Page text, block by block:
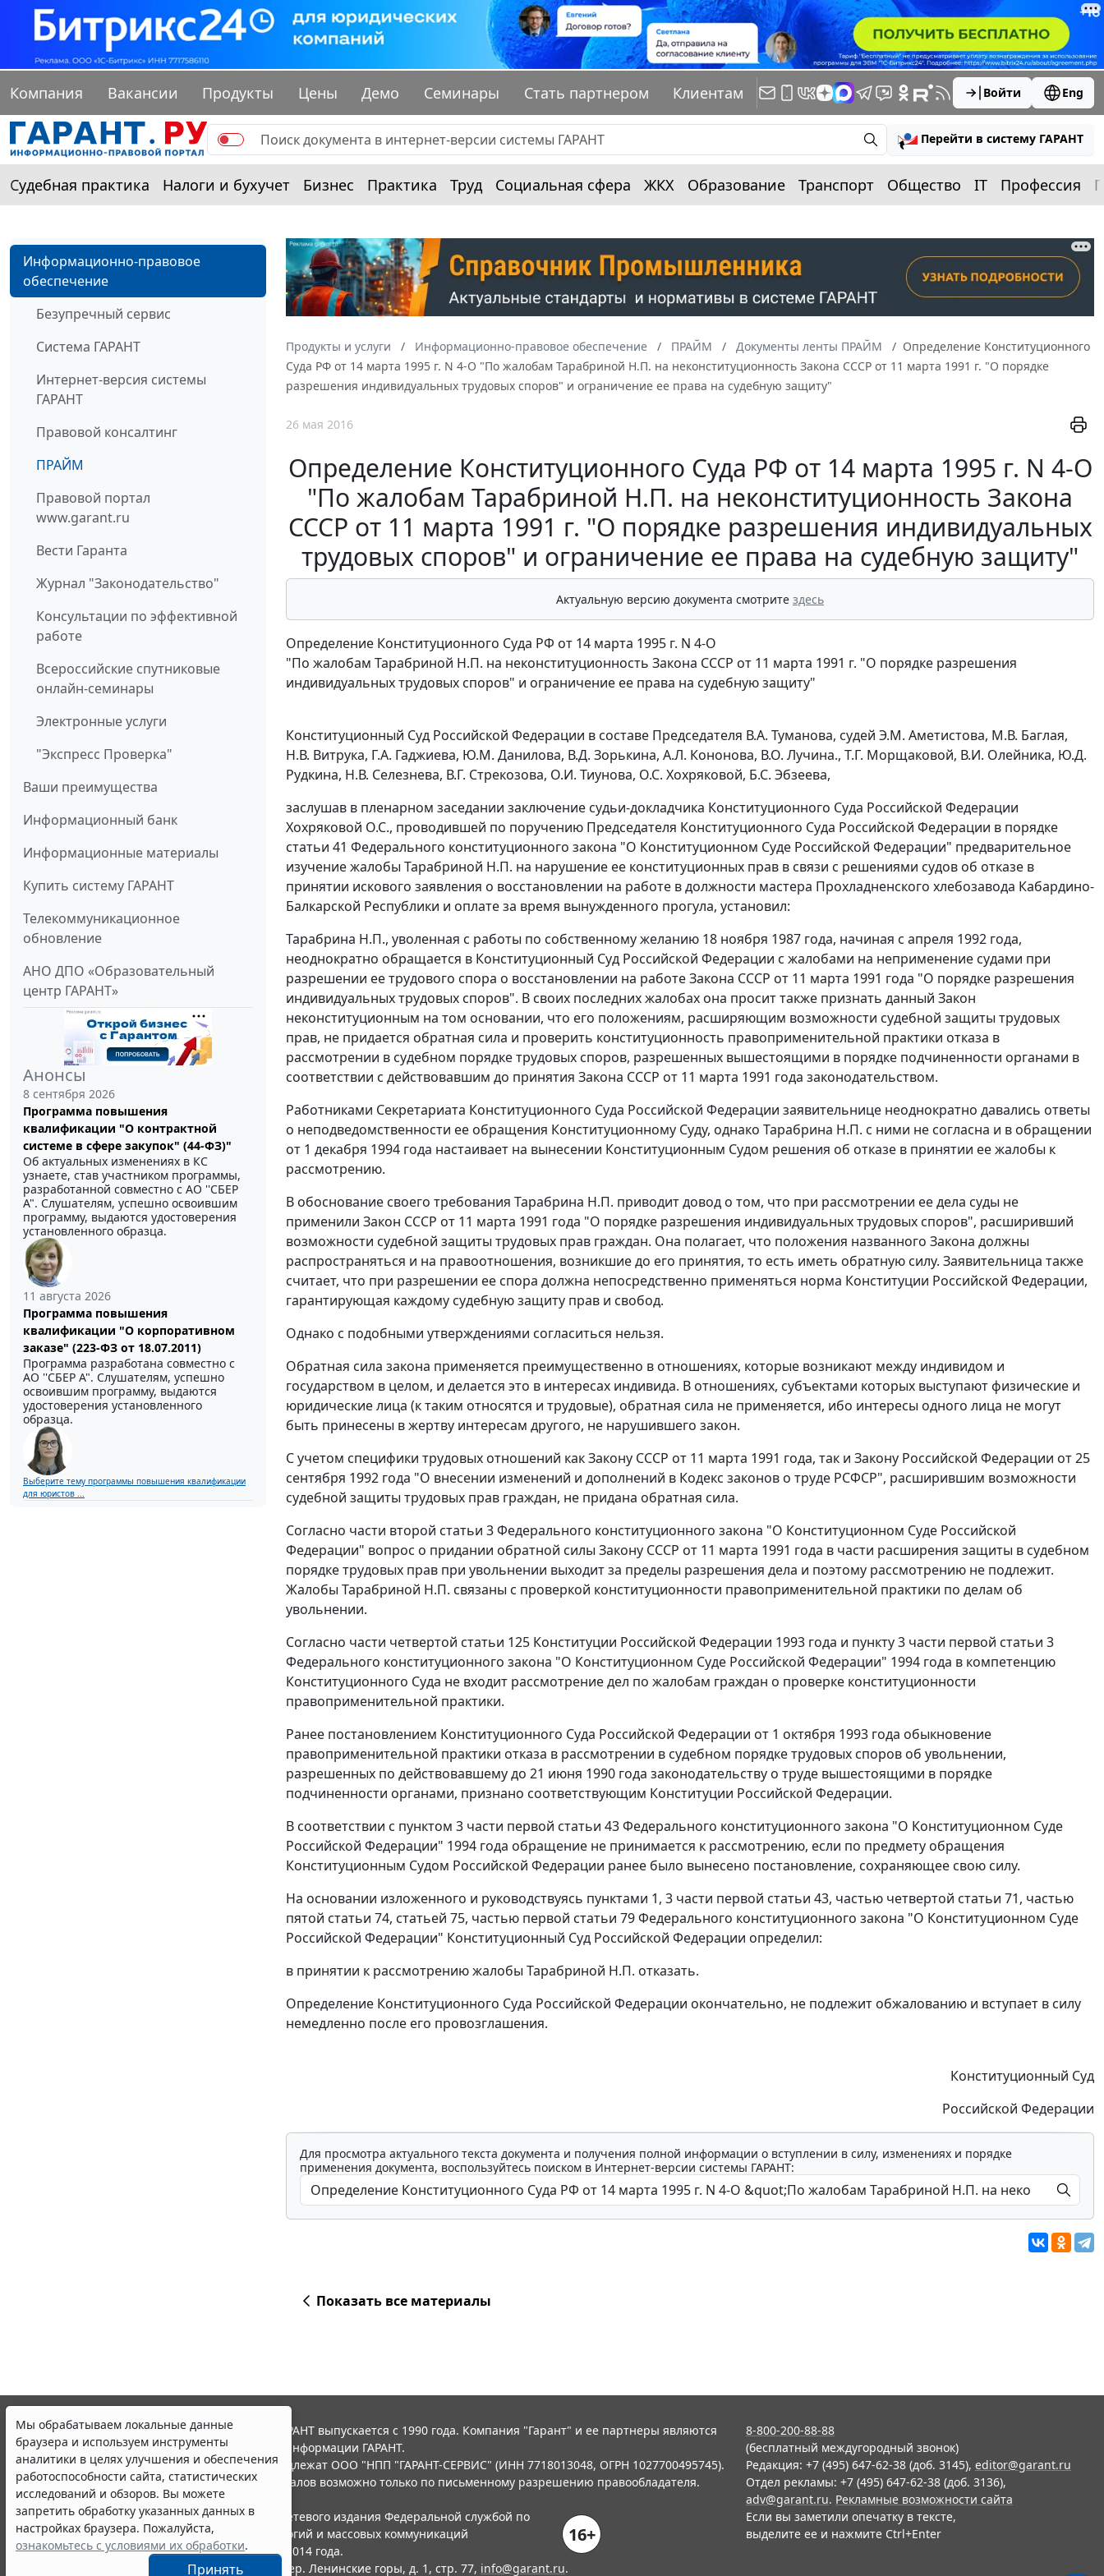
Компания Вакансии Продукты Цены Демо Семинары Стать партнером Клиентам Войти Eng
Перейти в систему ГАРАНТ
Судебная практика Налоги и бухучет Бизнес Практика Труд Социальная сфера ЖКХ Образование Транспорт Общество IT Профессия
Информационно-правовое
обеспечение
Безупречный сервис
Система ГАРАНТ
Интернет-версия системы
ГАРАНТ
Правовой консалтинг
ПРАЙМ
Правовой портал
www.garant.ru
Вести Гаранта
Журнал "Законодательство"
Консультации по эффективной
работе
Всероссийские спутниковые
онлайн-семинары
Электронные услуги
"Экспресс Проверка"
Ваши преимущества
Информационный банк
Информационные материалы
Купить систему ГАРАНТ
Телекоммуникационное
обновление
АНО ДПО «Образовательный
центр ГАРАНТ»
Анонсы
8 сентября 2026
Программа повышения
квалификации "О контрактной
системе в сфере закупок" (44-ФЗ)"
Об актуальных изменениях в КС
узнаете, став участником программы,
разработанной совместно с АО ''СБЕР
А". Слушателям, успешно освоившим
программу, выдаются удостоверения
установленного образца.
11 августа 2026
Программа повышения
квалификации "О корпоративном
заказе" (223-ФЗ от 18.07.2011)
Программа разработана совместно с
АО ''СБЕР А". Слушателям, успешно
освоившим программу, выдаются
удостоверения установленного
образца.
Выберите тему программы повышения квалификации
для юристов ...
Продукты и услуги Информационно-правовое обеспечение ПРАЙМ Документы ленты ПРАЙМ
Определение Конституционного
Суда РФ от 14 марта 1995 г. N 4-О "По жалобам Тарабриной Н.П. на неконституционность Закона СССР от 11 марта 1991 г. "О порядке
разрешения индивидуальных трудовых споров" и ограничение ее права на судебную защиту"
26 мая 2016
Определение Конституционного Суда РФ от 14 марта 1995 г. N 4-О
"По жалобам Тарабриной Н.П. на неконституционность Закона
СССР от 11 марта 1991 г. "О порядке разрешения индивидуальных
трудовых споров" и ограничение ее права на судебную защиту"
Актуальную версию документа смотрите здесь
Определение Конституционного Суда РФ от 14 марта 1995 г. N 4-О
"По жалобам Тарабриной Н.П. на неконституционность Закона СССР от 11 марта 1991 г. "О порядке разрешения
индивидуальных трудовых споров" и ограничение ее права на судебную защиту"
Конституционный Суд Российской Федерации в составе Председателя В.А. Туманова, судей Э.М. Аметистова, М.В. Баглая,
Н.В. Витрука, Г.А. Гаджиева, Ю.М. Данилова, В.Д. Зорькина, А.Л. Кононова, В.О. Лучина., Т.Г. Морщаковой, В.И. Олейника, Ю.Д.
Рудкина, Н.В. Селезнева, В.Г. Стрекозова, О.И. Тиунова, О.С. Хохряковой, Б.С. Эбзеева,
заслушав в пленарном заседании заключение судьи-докладчика Конституционного Суда Российской Федерации
Хохряковой О.С., проводившей по поручению Председателя Конституционного Суда Российской Федерации в порядке
статьи 41 Федерального конституционного закона "О Конституционном Суде Российской Федерации" предварительное
изучение жалобы Тарабриной Н.П. на нарушение ее конституционных прав в связи с решениями судов об отказе в
принятии искового заявления о восстановлении на работе в должности мастера Прохладненского хлебозавода Кабардино-
Балкарской Республики и оплате за время вынужденного прогула, установил:
Тарабрина Н.П., уволенная с работы по собственному желанию 18 ноября 1987 года, начиная с апреля 1992 года,
неоднократно обращается в Конституционный Суд Российской Федерации с жалобами на неприменение судами при
разрешении ее трудового спора о восстановлении на работеЗакона СССР от 11 марта 1991 года "О порядке разрешения
индивидуальных трудовых споров". В своих последних жалобах она просит также признать данный Закон
неконституционным на том основании, что его положениям, расширяющим возможности судебной защиты трудовых
прав, не придается обратная сила и проверить конституционность правоприменительной практики отказа в
рассмотрении в судебном порядке трудовых споров, разрешенных вышестоящими в порядке подчиненности органами в
соответствии с действовавшим до принятия Закона СССР от 11 марта 1991 года законодательством.
Работниками Секретариата Конституционного Суда Российской Федерации заявительнице неоднократно давались ответы
о неподведомственности ее обращения Конституционному Суду, однако Тарабрина Н.П. с ними не согласна и в обращении
от 1 декабря 1994 года настаивает на вынесении Конституционным Судом решения об отказе в принятии ее жалобы к
рассмотрению.
В обоснование своего требования Тарабрина Н.П. приводит довод о том, что при рассмотрении ее дела суды не
применили Закон СССР от 11 марта 1991 года "О порядке разрешения индивидуальных трудовых споров", расширивший
возможности судебной защиты трудовых прав граждан. Она полагает, что положения названного Закона должны
распространяться и на правоотношения, возникшие до его принятия, то есть иметь обратную силу. Заявительница также
считает, что при разрешении ее спора должна непосредственно применяться норма Конституции Российской Федерации,
гарантирующая каждому судебную защиту прав и свобод.
Однако с подобными утверждениями согласиться нельзя.
Обратная сила закона применяется преимущественно в отношениях, которые возникают между индивидом и
государством в целом, и делается это в интересах индивида. В отношениях, субъектами которых выступают физические и
юридические лица (к таким относятся и трудовые), обратная сила не применяется, ибо интересы одного лица не могут
быть принесены в жертву интересам другого, не нарушившего закон.
С учетом специфики трудовых отношений какЗакону СССР от 11 марта 1991 года, так и Закону Российской Федерации от 25
сентября 1992 года "О внесении изменений и дополнений в Кодекс законов о труде РСФСР", расширившим возможности
судебной защиты трудовых прав граждан, не придана обратная сила.
Согласно части второй статьи 3Федерального конституционного закона "О Конституционном Суде Российской
Федерации" вопрос о придании обратной силы Закону СССР от 11 марта 1991 года в части расширения защиты в судебном
порядке трудовых прав при увольнении выходит за пределы разрешения дела и поэтому рассмотрению не подлежит.
Жалобы Тарабриной Н.П. связаны с проверкой конституционности правоприменительной практики по делам об
увольнении.
Согласно части четвертой статьи 125 Конституции Российской Федерации 1993 года и пункту 3 части первой статьи 3
Федерального конституционного закона "О Конституционном Суде Российской Федерации" 1994 года в компетенцию
Конституционного Суда не входит рассмотрение дел по жалобам граждан о проверке конституционности
правоприменительной практики.
Ранее постановлением Конституционного Суда Российской Федерации от 1 октября 1993 года обыкновение
правоприменительной практики отказа в рассмотрении в судебном порядке трудовых споров об увольнении,
разрешенных по действовавшему до 21 июня 1990 года законодательству о труде вышестоящими в порядке
подчиненности органами, признано соответствующим Конституции Российской Федерации.
В соответствии с пунктом 3 части первой статьи 43Федерального конституционного закона "О Конституционном Суде
Российской Федерации" 1994 года обращение не принимается к рассмотрению, если по предмету обращения
Конституционным Судом Российской Федерации ранее было вынесено постановление, сохраняющее свою силу.
На основании изложенного и руководствуясь пунктами 1, 3 части первой статьи 43, частью четвертой статьи 71, частью
пятой статьи 74, статьей 75, частью первой статьи 79Федерального конституционного закона "О Конституционном Суде
Российской Федерации" Конституционный Суд Российской Федерации определил:
в принятии к рассмотрению жалобы Тарабриной Н.П. отказать.
Определение Конституционного Суда Российской Федерации окончательно, не подлежит обжалованию и вступает в силу
немедленно после его провозглашения.
Конституционный Суд
Российской Федерации
Для просмотра актуального текста документа и получения полной информации о вступлении в силу, изменениях и порядке
применения документа, воспользуйтесь поиском в Интернет-версии системы ГАРАНТ:
Показать все материалы
Мы обрабатываем локальные данные
браузера и используем инструменты
аналитики в целях улучшения и обеспечения
работоспособности сайта, статистических
исследований и обзоров. Вы можете
запретить обработку указанных данных в
настройках браузера. Пожалуйста,
ознакомьтесь с условиями их обработки.
Принять
© ООО "НПП "ГАРАНТ-СЕРВИС", 2026. Система ГАРАНТ выпускается с 1990 года. Компания "Гарант" и ее партнеры являются
участниками Российской ассоциации правовой информации ГАРАНТ.
Все права на материалы сайта ГАРАНТ.РУ принадлежат ООО "НПП "ГАРАНТ-СЕРВИС" (ИНН 7718013048, ОГРН 1027700495745).
Полное или частичное воспроизведение материалов возможно только по письменному разрешению правообладателя.
Правила использования портала.
Портал ГАРАНТ.РУ зарегистрирован в качестве сетевого издания Федеральной службой по
надзору в сфере связи,информационных технологий и массовых коммуникаций
(Роскомнадзором), Эл № ФС77-58365 от 18 июня 2014 года.
16+
ООО "НПП "ГАРАНТ-СЕРВИС", 119234, г. Москва, тер. Ленинские горы, д. 1, стр. 77, info@garant.ru.
8-800-200-88-88
(бесплатный междугородный звонок)
Редакция: +7 (495) 647-62-38 (доб. 3145), editor@garant.ru
Отдел рекламы: +7 (495) 647-62-38 (доб. 3136),
adv@garant.ru. Рекламные возможности сайта
Если вы заметили опечатку в тексте,
выделите ее и нажмите Ctrl+Enter